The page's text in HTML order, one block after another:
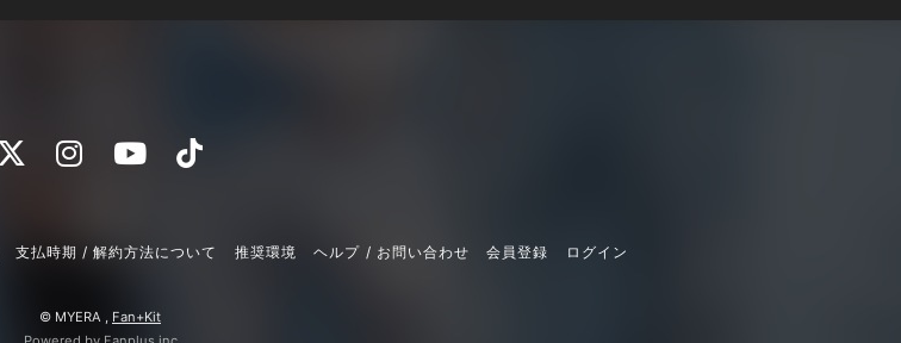
支払時期 / 解約方法について 推奨環境 ヘルプ / お問い合わせ 会員登録 ログイン
© MYERA , Fan+Kit